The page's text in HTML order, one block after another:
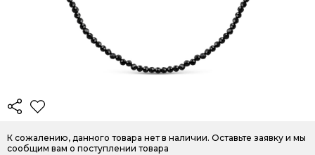
К сожалению, данного товара нет в наличии. Оставьте заявку и мы
сообщим вам о поступлении товара